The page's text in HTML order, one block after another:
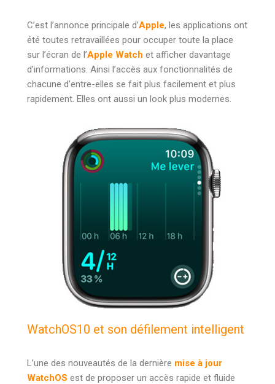
C’est l’annonce principale d’Apple, les applications ont
été toutes retravaillées pour occuper toute la place
sur l’écran de l’Apple Watch et afficher davantage
d’informations. Ainsi l’accès aux fonctionnalités de
chacune d’entre-elles se fait plus facilement et plus
rapidement. Elles ont aussi un look plus modernes.
WatchOS10 et son défilement intelligent
L’une des nouveautés de la dernière mise à jour
WatchOS est de proposer un accès rapide et fluide